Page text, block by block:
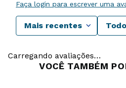
Faça login para escrever uma
Mais recentes
Carregando avaliações…
VOCÊ TAMBÉM